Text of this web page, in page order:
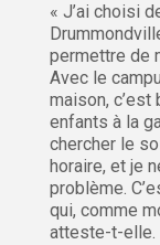
« J’ai choisi
permettre de
Avec le
maison,
enfants à la
chercher le
horaire, et je
problème.
qui, comme
atteste-t-elle.